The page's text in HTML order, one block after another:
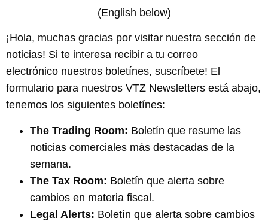
(English below)
¡Hola, muchas gracias por visitar nuestra sección de
noticias! Si te interesa recibir a tu correo
electrónico nuestros boletínes, suscríbete! El
formulario para nuestros VTZ Newsletters está abajo,
tenemos los siguientes boletínes:
The Trading Room: Boletín que resume las
noticias comerciales más destacadas de la
semana.
The Tax Room: Boletín que alerta sobre
cambios en materia fiscal.
Legal Alerts: Boletín que alerta sobre cambios